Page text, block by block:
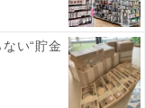
ンタカーなど、
のクーポンを組み
い“貯金